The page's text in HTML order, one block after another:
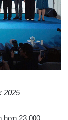
2025
hơn 23.000